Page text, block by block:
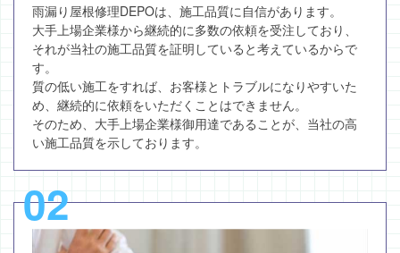
雨漏り屋根修理DEPOは、施工品質に自信があります。
大手上場企業様から継続的に多数の依頼を受注しており、
それが当社の施工品質を証明していると考えているからで
す。
質の低い施工をすれば、お客様とトラブルになりやすいた
め、継続的に依頼をいただくことはできません。
そのため、大手上場企業様御用達であることが、当社の高
い施工品質を示しております。
02